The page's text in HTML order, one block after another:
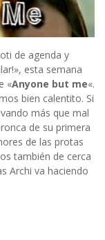
de agenda y
esta semana
«Anyone but me«.
bien calentito. Si
más que mal
de su primera
de las protas
también de cerca
Archi va haciendo